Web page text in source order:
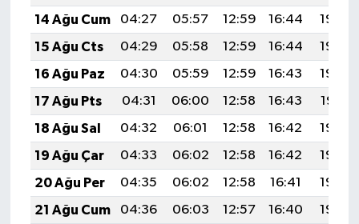
14 Ağu Cum
04:27 05:57 12:59 16:44
19:50
15 Ağu Cts
04:29 05:58 12:59 16:44
19:49
16 Ağu Paz
04:30 05:59 12:59 16:43
19:48
17 Ağu Pts
04:31 06:00 12:58 16:43
19:47
18 Ağu Sal
04:32 06:01 12:58 16:42
19:45
19 Ağu Çar
04:33 06:02 12:58 16:42
19:44
20 Ağu Per
04:35 06:02 12:58 16:41
19:43
21 Ağu Cum
04:36 06:03 12:57 16:40
19:42